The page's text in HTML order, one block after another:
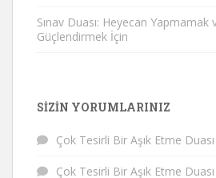
Sınav Duası: Heyecan Yapmamak
Güçlendirmek İçin
SIZIN YORUMLARINIZ
Çok Tesirli Bir Aşık Etme Duası
Çok Tesirli Bir Aşık Etme Duası